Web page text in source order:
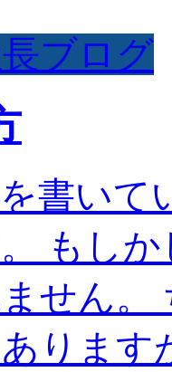
ブログ
書いて
もし
せん。
ります